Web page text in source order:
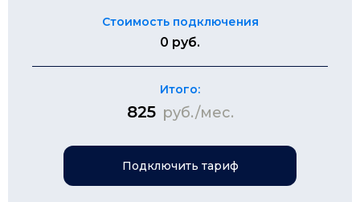
Стоимость подключения
0 руб.
Итого:
825 руб./мес.
Подключить тариф